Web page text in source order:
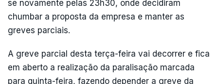
se novamente pelas 23h30, onde decidiram
chumbar a proposta da empresa e manter as
greves parciais.
A greve parcial desta terça-feira vai decorrer e fica
em aberto a realização da paralisação marcada
para quinta-feira, fazendo depender a greve da